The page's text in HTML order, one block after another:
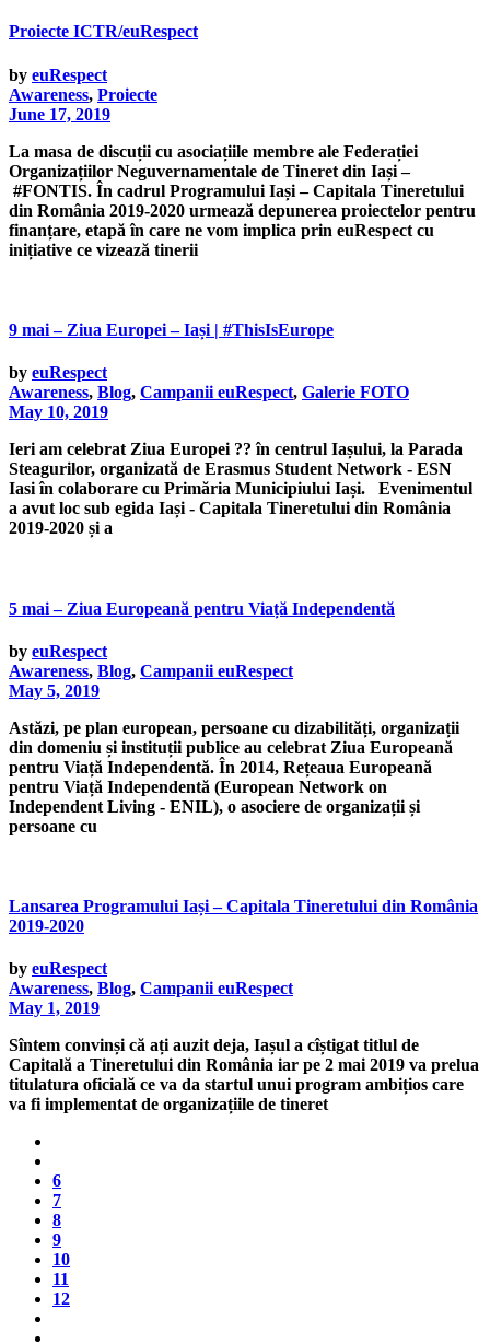
Proiecte ICTR/euRespect
by euRespect
Awareness, Proiecte
June 17, 2019
La masa de discuții cu asociațiile membre ale Federației
Organizațiilor Neguvernamentale de Tineret din Iași –
#FONTIS. În cadrul Programului Iași – Capitala Tineretului
din România 2019-2020 urmează depunerea proiectelor pentru
finanțare, etapă în care ne vom implica prin euRespect cu
inițiative ce vizează tinerii
9 mai – Ziua Europei – Iași | #ThisIsEurope
by euRespect
Awareness, Blog, Campanii euRespect, Galerie FOTO
May 10, 2019
Ieri am celebrat Ziua Europei ?? în centrul Iașului, la Parada
Steagurilor, organizată de Erasmus Student Network - ESN
Iasi în colaborare cu Primăria Municipiului Iași. Evenimentul
a avut loc sub egida Iași - Capitala Tineretului din România
2019-2020 și a
5 mai – Ziua Europeană pentru Viață Independentă
by euRespect
Awareness, Blog, Campanii euRespect
May 5, 2019
Astăzi, pe plan european, persoane cu dizabilități, organizații
din domeniu și instituții publice au celebrat Ziua Europeană
pentru Viață Independentă. În 2014, Rețeaua Europeană
pentru Viață Independentă (European Network on
Independent Living - ENIL), o asociere de organizații și
persoane cu
Lansarea Programului Iași – Capitala Tineretului din România
2019-2020
by euRespect
Awareness, Blog, Campanii euRespect
May 1, 2019
Sîntem convinși că ați auzit deja, Iașul a cîștigat titlul de
Capitală a Tineretului din România iar pe 2 mai 2019 va prelua
titulatura oficială ce va da startul unui program ambițios care
va fi implementat de organizațiile de tineret
6
7
8
9
10
11
12